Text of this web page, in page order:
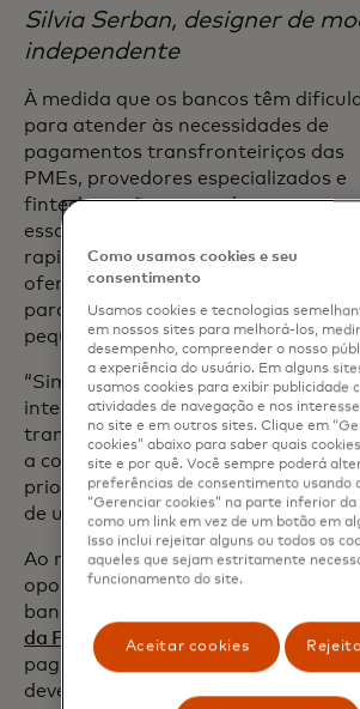
Silvia Serban, designer de
independente
À medida que os bancos têm
para atender às necessidades de
pagamentos transfronteiriços das
PMEs, provedores especializados e
fintechs estão entrando para
essa lacuna. Essas empresas ágeis
rapidamente ganhando terreno,
oferecendo soluções personalizadas
para a realidade das operações de
pequenas empresas.
“Simplificar as operações, reduzir
intermediários e melhorar a
transparência são cruciais para
a competitividade contra
priorizam o digital”, explica um
de um banco guatemalteco.
Ao mesmo tempo, há uma grande
oportunidade inexplorada aqui para
bancos. De acordo com
da FXC Intelligence
, o mercado de
pagamentos transfronteiriços de
deve crescer 54 por cento, de US$
Como usamos cookies e seu
consentimento
Usamos cookies e tecnologias
em nossos sites para melhorá-los,
desempenho, compreender o nosso
a experiência do usuário. Em alguns
usamos cookies para exibir publicidade
atividades de navegação e nos
no site e em outros sites. Clique em
cookies” abaixo para saber quais
site e por quê. Você sempre poderá
preferências de consentimento usando
“Gerenciar cookies” na parte inferior da
como um link em vez de um botão em
Isso inclui rejeitar alguns ou todos os
aqueles que sejam estritamente
funcionamento do site.
Aceitar cookies